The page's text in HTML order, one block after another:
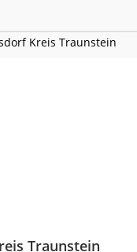
Kreis Traunstein
Traunstein